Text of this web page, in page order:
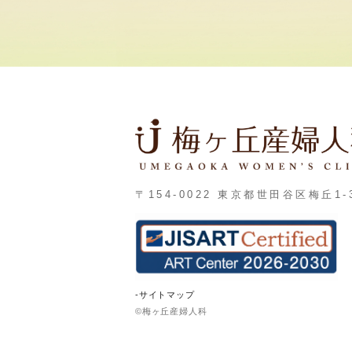
〒154-0022 東京都世田谷区梅丘
-サイトマップ
©梅ヶ丘産婦人科